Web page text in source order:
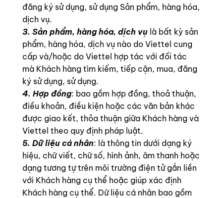
đăng ký sử dụng, sử dụng Sản phẩm, hàng hóa,
dịch vụ.
3. Sản phẩm, hàng hóa, dịch vụ là bất kỳ sản
phẩm, hàng hóa, dịch vụ nào do Viettel cung
cấp và/hoặc do Viettel hợp tác với đối tác
mà Khách hàng tìm kiếm, tiếp cận, mua, đăng
ký sử dụng, sử dụng.
4. Hợp đồng: bao gồm hợp đồng, thoả thuận,
điều khoản, điều kiện hoặc các văn bản khác
được giao kết, thỏa thuận giữa Khách hàng và
Viettel theo quy định pháp luật.
5. Dữ liệu cá nhân: là thông tin dưới dạng ký
hiệu, chữ viết, chữ số, hình ảnh, âm thanh hoặc
dạng tương tự trên môi trường điện tử gắn liền
với Khách hàng cụ thể hoặc giúp xác định
Khách hàng cụ thể. Dữ liệu cá nhân bao gồm